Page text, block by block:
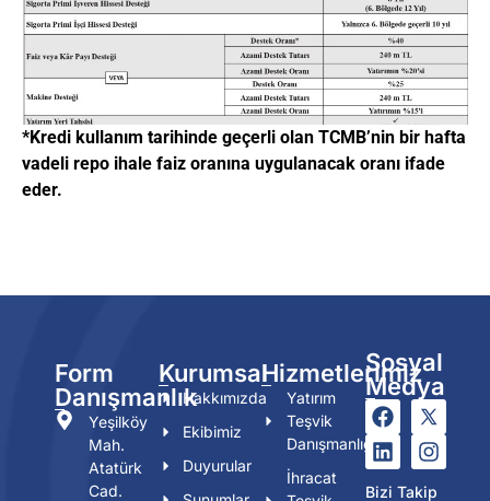
*Kredi kullanım tarihinde geçerli olan TCMB’nin bir hafta
vadeli repo ihale faiz oranına uygulanacak oranı ifade
eder.
Form
Danışmanlık
Yeşilköy
Mah.
Atatürk
Cad.
Kurumsal
Hakkımızda
Ekibimiz
Duyurular
Hizmetlerimiz
Yatırım
Teşvik
Danışmanlığı
İhracat
Sosyal
Medya
Bizi Takip